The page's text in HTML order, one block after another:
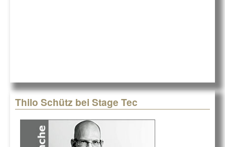
Thilo Schütz bei Stage Tec